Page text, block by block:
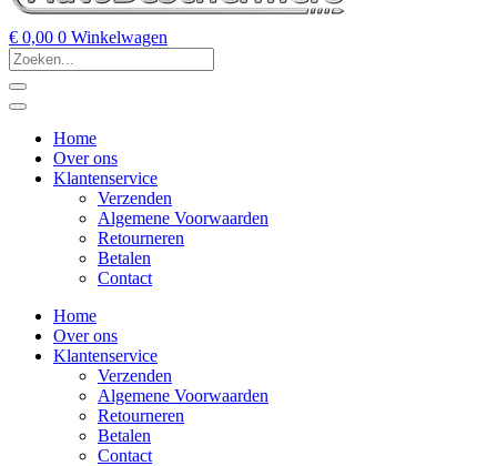
€ 0,00 0 Winkelwagen
Home
Over ons
Klantenservice
Verzenden
Algemene Voorwaarden
Retourneren
Betalen
Contact
Home
Over ons
Klantenservice
Verzenden
Algemene Voorwaarden
Retourneren
Betalen
Contact